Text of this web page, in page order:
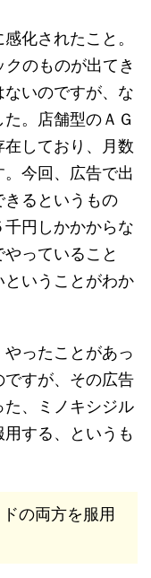
化されたこと。
のものが出てき
いのですが、な
。店舗型のＡＧ
しており、月数
今回、広告で出
るというもの
円しかかからな
っていること
いうことがわか
ったことがあっ
すが、その広告
、ミノキシジル
する、というも
の両方を服用